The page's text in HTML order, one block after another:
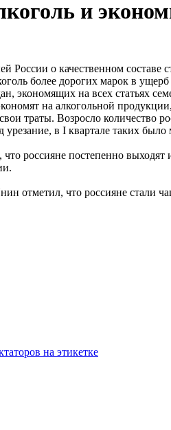
и
России о качественном
более дорогих марок в
экономящих на всех статьях
на алкогольной
траты. Возросло
в I квартале таких было
россияне постепенно
отметил, что россияне стали
на этикетке